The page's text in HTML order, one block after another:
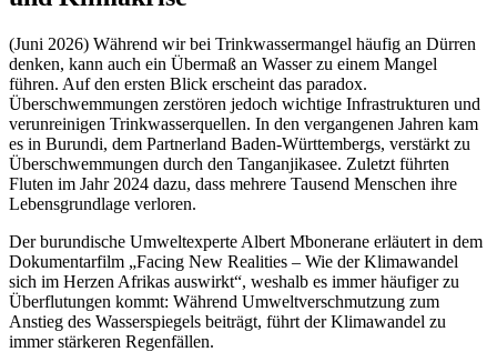
(Juni 2026) Während wir bei Trinkwassermangel häufig an Dürren
denken, kann auch ein Übermaß an Wasser zu einem Mangel
führen. Auf den ersten Blick erscheint das paradox.
Überschwemmungen zer­stören jedoch wichtige Infrastrukturen und
verunrei­nigen Trinkwasserquellen. In den vergangenen Jahren kam
es in Burundi, dem Partnerland Baden-Württem­bergs, verstärkt zu
Überschwemmungen durch den Tanganjikasee. Zuletzt führten
Fluten im Jahr 2024 dazu, dass mehrere Tausend Menschen ihre
Lebens­grundlage verloren.
Der burundische Umweltexperte Albert Mbonerane erläutert in dem
Dokumentarfilm „Facing New Realities – Wie der Klimawandel
sich im Herzen Afrikas aus­wirkt“, weshalb es immer häufiger zu
Überflutungen kommt: Während Umweltverschmutzung zum
Anstieg des Wasserspiegels beiträgt, führt der Klimawandel zu
immer stärkeren Regenfällen.